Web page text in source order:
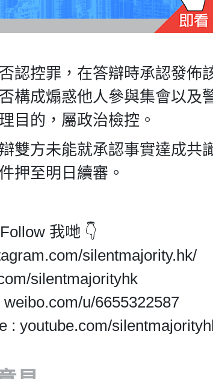
認控罪，在答辯時承認發佈
構成煽惑他人參與集會以及
目的，屬政治檢控。
雙方未能就承認事實達成共
押至明日續審。
我哋 👇
silentmajority.hk/
silentmajorityhk
u/6655322587
: youtube.com/